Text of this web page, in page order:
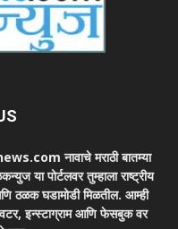
नावाचे मराठी बातम्या
या पोर्टलवर तुम्हाला राष्ट्रीय
ठळक घडामोडी मिळतील. आम्ही
इन्स्टाग्राम आणि फेसबुक वर